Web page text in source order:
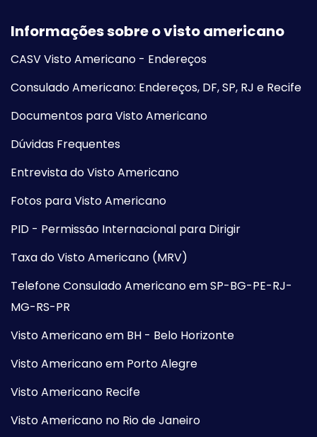
Informações sobre o visto americano
CASV Visto Americano - Endereços
Consulado Americano: Endereços, DF, SP, RJ e Recife
Documentos para Visto Americano
Dúvidas Frequentes
Entrevista do Visto Americano
Fotos para Visto Americano
PID - Permissão Internacional para Dirigir
Taxa do Visto Americano (MRV)
Telefone Consulado Americano em SP-BG-PE-RJ-
MG-RS-PR
Visto Americano em BH - Belo Horizonte
Visto Americano em Porto Alegre
Visto Americano Recife
Visto Americano no Rio de Janeiro